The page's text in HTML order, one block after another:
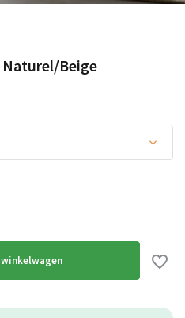
Beige
winkelwagen